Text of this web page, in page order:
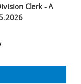
Clerk - A